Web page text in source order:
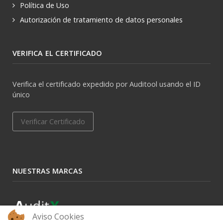
Política de Uso
Autorización de tratamiento de datos personales
VERIFICA EL CERTIFICADO
Verifica el certificado expedido por Auditool usando el ID
único
Verificar Certificado
NUESTRAS MARCAS
Aviso Cookies